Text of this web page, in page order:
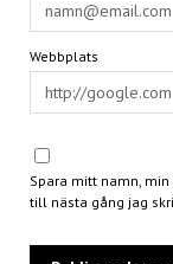
Webbplats
Spara mitt namn,
till nästa gång jag